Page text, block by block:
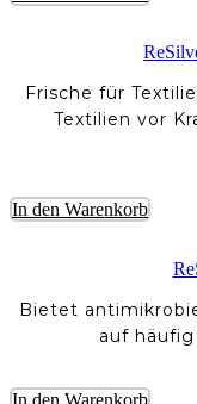
Frische für
Textilien vor
In den Warenkorb
Bietet
auf
In den Warenkorb